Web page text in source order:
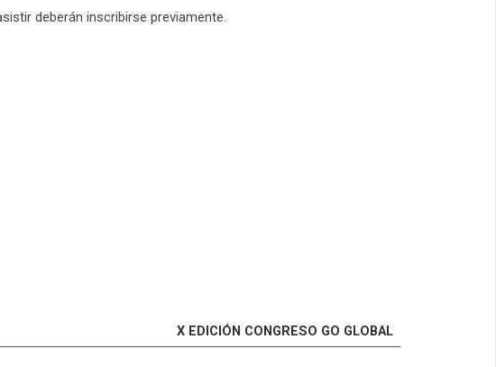
deberán inscribirse previamente.
X EDICIÓN CONGRESO GO GLOBAL